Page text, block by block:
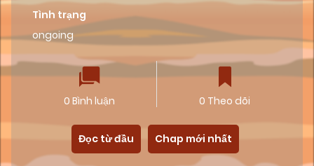
Tình trạng
ongoing
0 Bình luận 0 Theo dõi
Đọc từ đầu Chap mới nhất